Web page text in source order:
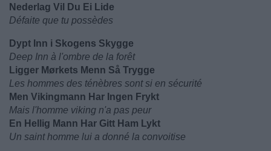
Nederlag Vil Du Ei Lide
Défaite que tu possèdes
Dypt Inn i Skogens Skygge
Deep Inn à l'ombre de la forêt
Ligger Mørkets Menn Så Trygge
Les hommes des ténèbres sont si en sécurité
Men Vikingmann Har Ingen Frykt
Mais l'homme viking n'a pas peur
En Hellig Mann Har Gitt Ham Lykt
Un saint homme lui a donné la convoitise